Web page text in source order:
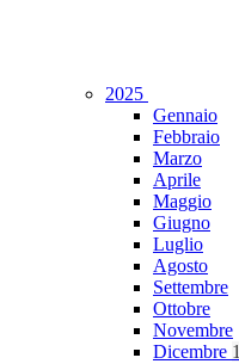
2025
Gennaio
Febbraio
Marzo
Aprile
Maggio
Giugno
Luglio
Agosto
Settembre
Ottobre
Novembre
Dicembre 1